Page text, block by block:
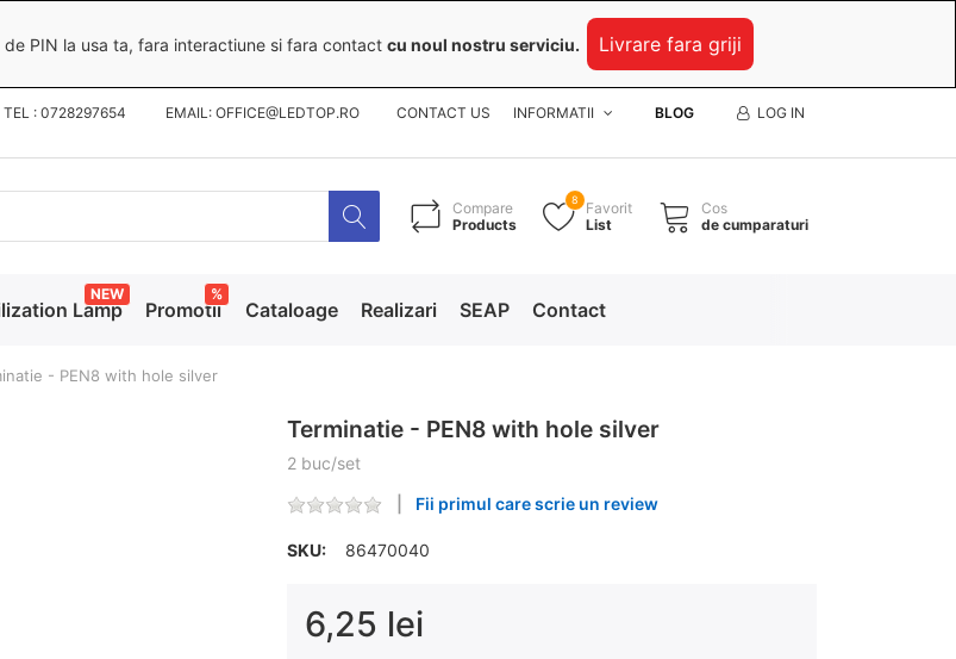
PIN la usa ta, fara interactiune si fara contact cu noul nostru serviciu. Livrare fara griji
TEL : 0728297654 EMAIL: OFFICE@LEDTOP.RO CONTACT US INFORMATII BLOG LOG IN
Compare
Products
8
Favorit
List
Cos
de cumparaturi
Lamp
NEW
Promotii
%
Cataloage Realizari SEAP Contact
- PEN8 with hole silver
Terminatie - PEN8 with hole silver
2 buc/set
Fii primul care scrie un review
SKU: 86470040
6,25 lei